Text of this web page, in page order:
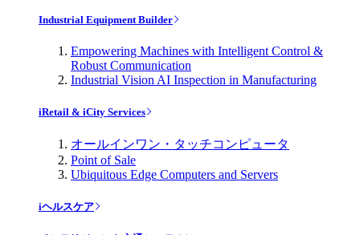
Industrial Equipment Builder
Empowering Machines with Intelligent Control &
Robust Communication
Industrial Vision AI Inspection in Manufacturing
iRetail & iCity Services
オールインワン・タッチコンピュータ
Point of Sale
Ubiquitous Edge Computers and Servers
iヘルスケア